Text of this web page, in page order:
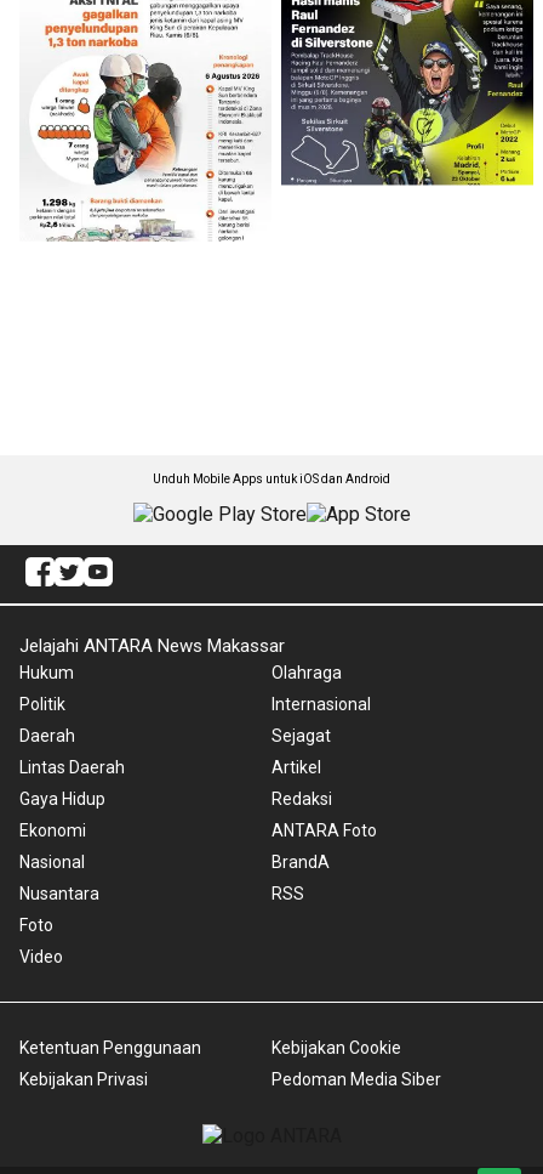
Unduh Mobile Apps untuk iOS dan Android
Jelajahi ANTARA News Makassar
Hukum
Politik
Daerah
Lintas Daerah
Gaya Hidup
Ekonomi
Nasional
Nusantara
Foto
Video
Olahraga
Internasional
Sejagat
Artikel
Redaksi
ANTARA Foto
BrandA
RSS
Ketentuan Penggunaan
Kebijakan Privasi
Kebijakan Cookie
Pedoman Media Siber